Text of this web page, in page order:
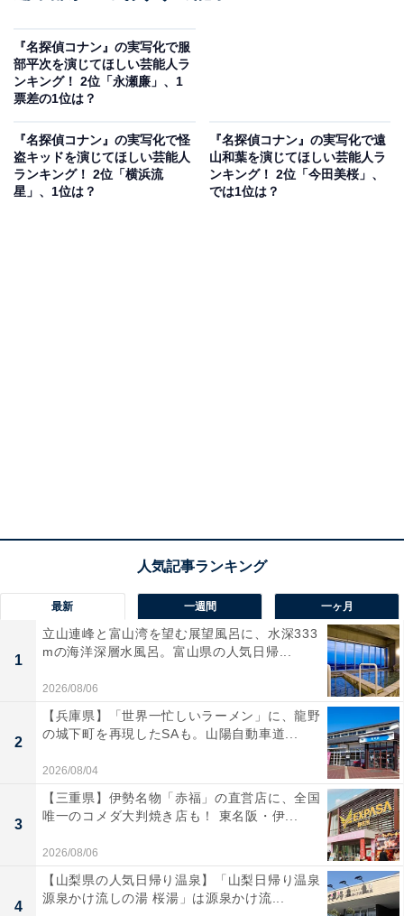
『名探偵コナン』の実写化で服
部平次を演じてほしい芸能人ラ
ンキング！ 2位「永瀬廉」、1
票差の1位は？
『名探偵コナン』の実写化で怪
盗キッドを演じてほしい芸能人
ランキング！ 2位「横浜流
星」、1位は？
『名探偵コナン』の実写化で遠
山和葉を演じてほしい芸能人ラ
ンキング！ 2位「今田美桜」、
では1位は？
最新 一週間 一ヶ月
1
立山連峰と富山湾を望む展望風呂に、水深333
mの海洋深層水風呂。富山県の人気日帰...
2026/08/06
2
【兵庫県】「世界一忙しいラーメン」に、龍野
の城下町を再現したSAも。山陽自動車道...
2026/08/04
3
【三重県】伊勢名物「赤福」の直営店に、全国
唯一のコメダ大判焼き店も！ 東名阪・伊...
2026/08/06
4
【山梨県の人気日帰り温泉】「山梨日帰り温泉
源泉かけ流しの湯 桜湯」は源泉かけ流...